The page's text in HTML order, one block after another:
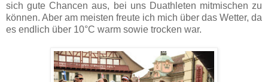
sich gute Chancen aus, bei uns Duathleten mitmischen zu
können. Aber am meisten freute ich mich über das Wetter, da
es endlich über 10°C warm sowie trocken war.